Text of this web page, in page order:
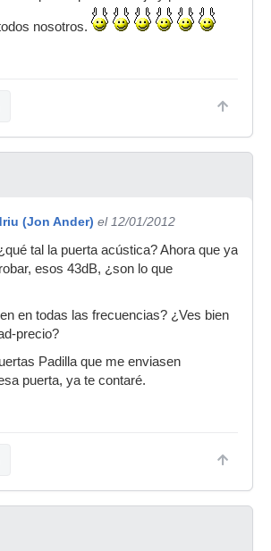
nosotros.
(Jon Ander) el 12/01/2012
tal la puerta acústica? Ahora que ya
esos 43dB, ¿son lo que
en todas las frecuencias? ¿Ves bien
precio?
Padilla que me enviasen
puerta, ya te contaré.